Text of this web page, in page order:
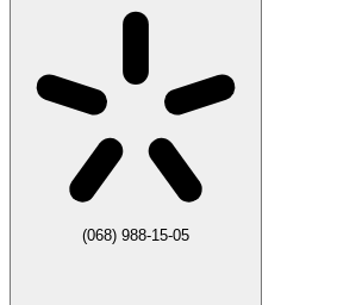
(068) 988-15-05